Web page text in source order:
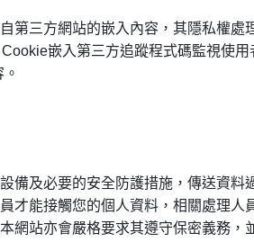
第三方網站的嵌入內容，其隱私權
嵌入第三方追蹤程式碼監視使
備及必要的安全防護措施，傳送資
才能接觸您的個人資料，相關處理
網站亦會嚴格要求其遵守保密義務，